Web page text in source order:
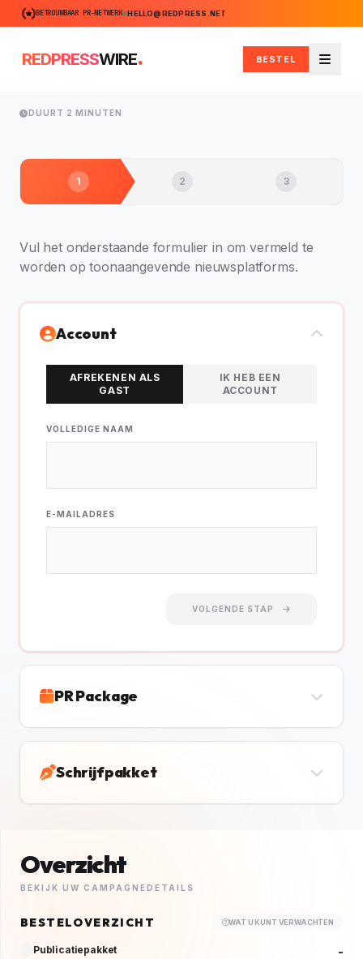
BETROUWBAAR PR-NETWERK HELLO@REDPRESS.NET
REDPRESSWIRE. BESTEL
Menu
DUURT 2 MINUTEN
1 2 3
Vul het onderstaande formulier in om vermeld te
worden op toonaangevende nieuwsplatforms.
Account
AFREKENEN ALS
GAST
IK HEB EEN
ACCOUNT
VOLLEDIGE NAAM
E-MAILADRES
VOLGENDE STAP
PR Package
Schrijfpakket
Overzicht
BEKIJK UW CAMPAGNEDETAILS
BESTELOVERZICHT WAT U KUNT VERWACHTEN
Publicatiepakket -